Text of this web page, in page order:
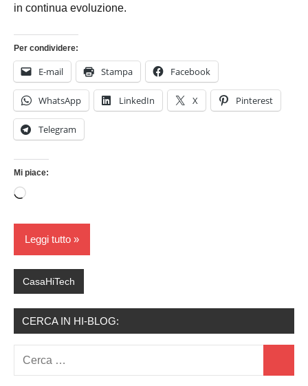
in continua evoluzione.
Per condividere:
E-mail Stampa Facebook
WhatsApp LinkedIn X Pinterest
Telegram
Mi piace:
Caricamento
corso…
Leggi tutto
CasaHiTech
CERCA IN HI-BLOG:
Ricerca
per: